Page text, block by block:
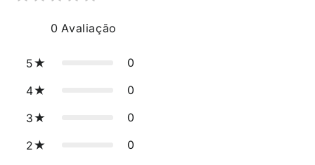
0 Avaliação
5 0
4 0
3 0
2 0